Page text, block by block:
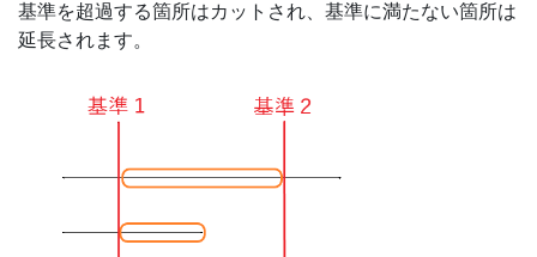
基準を超過する箇所はカットされ、基準に満たない箇所は
延長されます。